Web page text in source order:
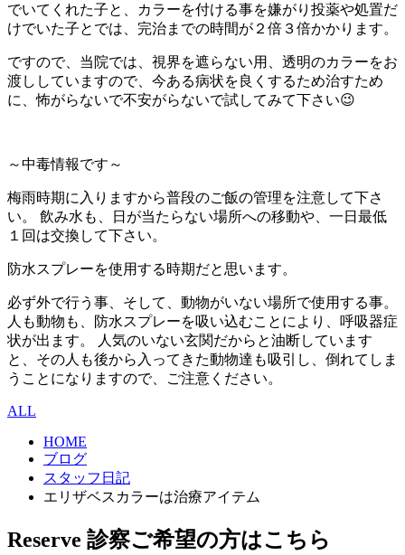
でいてくれた子と、カラーを付ける事を嫌がり投薬や処置だ
けでいた子とでは、完治までの時間が２倍３倍かかります。
ですので、当院では、視界を遮らない用、透明のカラーをお
渡ししていますので、今ある病状を良くするため治すため
に、怖がらないで不安がらないで試してみて下さい😉
～中毒情報です～
梅雨時期に入りますから普段のご飯の管理を注意して下さ
い。 飲み水も、日が当たらない場所への移動や、一日最低
１回は交換して下さい。
防水スプレーを使用する時期だと思います。
必ず外で行う事、そして、動物がいない場所で使用する事。
人も動物も、防水スプレーを吸い込むことにより、呼吸器症
状が出ます。 人気のいない玄関だからと油断しています
と、その人も後から入ってきた動物達も吸引し、倒れてしま
うことになりますので、ご注意ください。
ALL
HOME
ブログ
スタッフ日記
エリザベスカラーは治療アイテム
Reserve 診察ご希望の方はこちら